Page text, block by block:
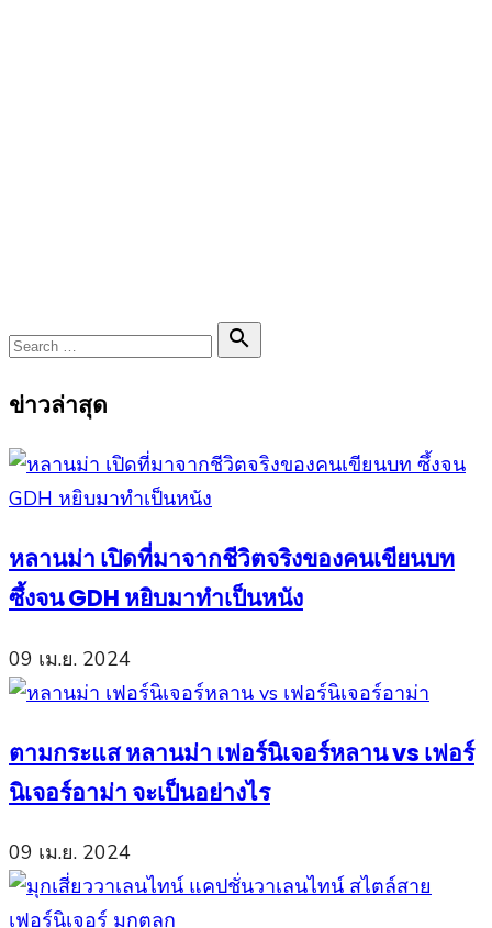
Search

Search
ข่าวล่าสุด
หลานม่า เปิดที่มาจากชีวิตจริงของคนเขียนบท
ซึ้งจน GDH หยิบมาทำเป็นหนัง
09 เม.ย. 2024
ตามกระแส หลานม่า เฟอร์นิเจอร์หลาน vs เฟอร์
นิเจอร์อาม่า จะเป็นอย่างไร
09 เม.ย. 2024